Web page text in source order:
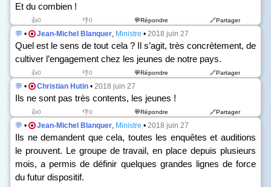
Et du combien !
👍0 👎0 💬Répondre 🔗Partager
💬 • Jean-Michel Blanquer, Ministre • 2018 juin 27
Quel est le sens de tout cela ? Il s’agit, très concrètement, de
cultiver l’engagement chez les jeunes de notre pays.
👍0 👎0 💬Répondre 🔗Partager
💬 • Christian Hutin • 2018 juin 27
Ils ne sont pas très contents, les jeunes !
👍0 👎0 💬Répondre 🔗Partager
💬 • Jean-Michel Blanquer, Ministre • 2018 juin 27
Ils ne demandent que cela, toutes les enquêtes et auditions
le prouvent. Le groupe de travail, en place depuis plusieurs
mois, a permis de définir quelques grandes lignes de force
du futur dispositif.